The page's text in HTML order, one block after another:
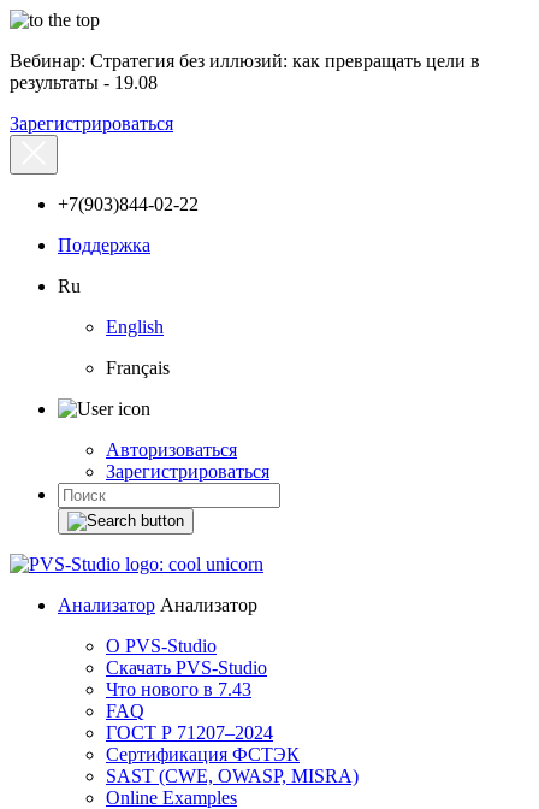
Вебинар: Стратегия без иллюзий: как превращать цели в
результаты - 19.08
Зарегистрироваться
+7(903)844-02-22
Поддержка
Ru
English
Français
Авторизоваться
Зарегистрироваться
Анализатор Анализатор
О PVS-Studio
Скачать PVS-Studio
Что нового в 7.43
FAQ
ГОСТ Р 71207–2024
Сертификация ФСТЭК
SAST (CWE, OWASP, MISRA)
Online Examples